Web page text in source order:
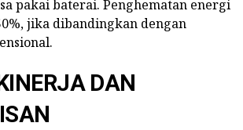
pakai baterai. Penghematan energi
jika dibandingkan dengan
DAN